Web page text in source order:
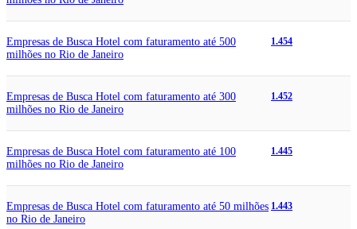
Empresas de Busca Hotel com faturamento até 500
milhões no Rio de Janeiro
1.454
Empresas de Busca Hotel com faturamento até 300
milhões no Rio de Janeiro
1.452
Empresas de Busca Hotel com faturamento até 100
milhões no Rio de Janeiro
1.445
Empresas de Busca Hotel com faturamento até 50 milhões
no Rio de Janeiro
1.443